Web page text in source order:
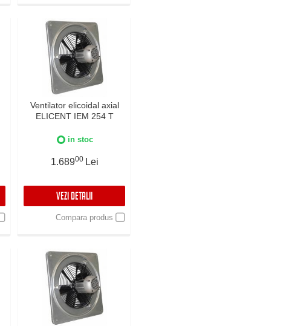
Ventilator elicoidal axial
ELICENT IEM 254 T
in stoc
1.68900 Lei
VEZI DETALII
Compara produs